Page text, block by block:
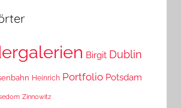
Birgit Dublin
Heinrich Portfolio Potsdam
Zinnowitz